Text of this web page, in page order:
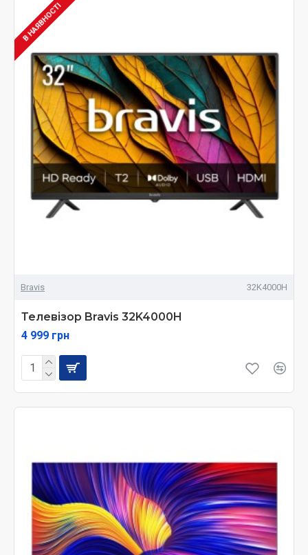
В НАЯВНОСТІ
Bravis 32K4000H
Телевізор Bravis 32K4000H
4 999 грн